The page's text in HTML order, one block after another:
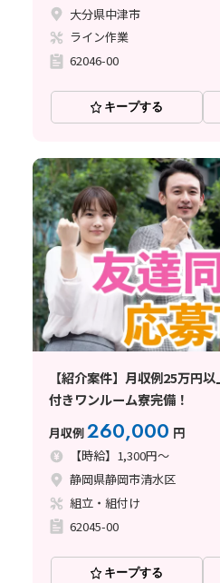
大分県中津市
ライン作業
62046-00
キープする
【紹介案件】月収例25万円
付きワンルーム寮完備！
月収例260,000 円
【時給】1,300円～
静岡県静岡市清水区
組立・組付け
62045-00
キープする